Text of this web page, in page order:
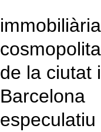
de la ciutat